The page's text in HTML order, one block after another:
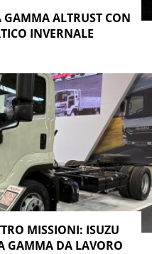
ALTRUST CON
INVERNALE
MISSIONI: ISUZU
GAMMA DA LAVORO